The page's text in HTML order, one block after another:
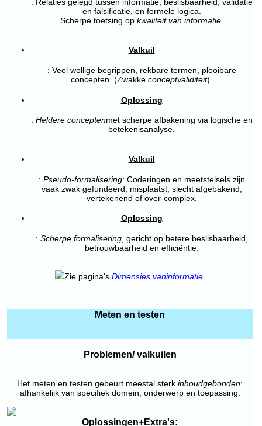
en falsificatie, en formele logica.
Scherpe toetsing op kwaliteit van informatie.
Valkuil
: Veel wollige begrippen, rekbare termen, plooibare
concepten. (Zwakke conceptvaliditeit).
Oplossing
: Heldere conceptenmet scherpe afbakening via logische en
betekenisanalyse.
Valkuil
: Pseudo-formalisering: Coderingen en meetstelsels zijn
vaak zwak gefundeerd, misplaatst, slecht afgebakend,
vertekenend of over-complex.
Oplossing
: Scherpe formalisering, gericht op betere beslisbaarheid,
betrouwbaarheid en efficiëntie.
Zie pagina's Dimensies vaninformatie.
Meten en testen
Problemen/ valkuilen
Het meten en testen gebeurt meestal sterk inhoudgebonden:
afhankelijk van specifiek domein, onderwerp en toepassing.
Oplossingen+Extra's: